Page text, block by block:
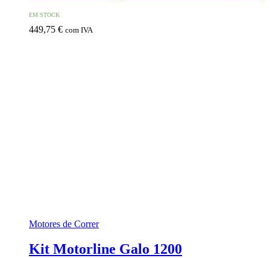
EM STOCK
449,75 € com IVA
Motores de Correr
Kit Motorline Galo 1200